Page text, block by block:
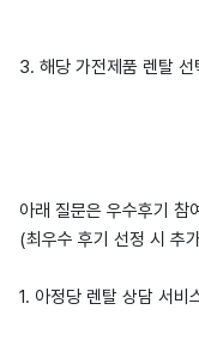
3. 해당 가전제품 렌탈 선
아래 질문은 우수후기 참
(최우수 후기 선정 시 추
1. 아정당 렌탈 상담 서비